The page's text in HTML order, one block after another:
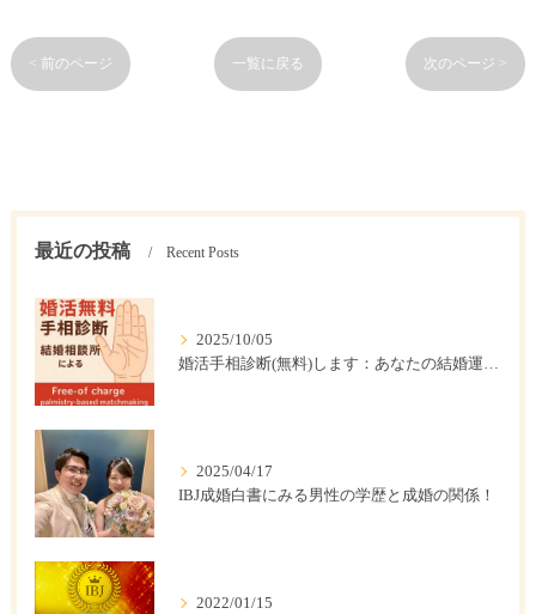
< 前のページ 一覧に戻る 次のページ >
最近の投稿 Recent Posts
2025/10/05
2025/04/17
IBJ成婚白書にみる男性の学歴と成婚の関係！
2022/01/15